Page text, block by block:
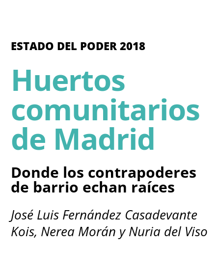
ESTADO DEL PODER 2018
Huertos
comunitarios
de Madrid
Donde los contrapoderes
de barrio echan raíces
José Luis Fernández Casadevante
Kois, Nerea Morán y Nuria del Viso